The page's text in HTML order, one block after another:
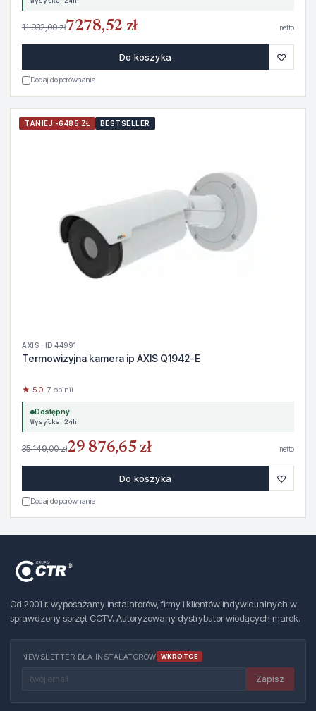
11 932,00 zł7278,52 zł netto
Do koszyka ♡
Dodaj do porównania
TANIEJ -6485 ZŁ BESTSELLER
AXIS · ID 44991
Termowizyjna kamera ip AXIS Q1942-E
★ 5.0· 7 opinii
Dostępny
Wysyłka 24h
35 149,00 zł29 876,65 zł netto
Do koszyka ♡
Dodaj do porównania
Od 2001 r. wyposażamy instalatorów, firmy i klientów indywidualnych w
sprawdzony sprzęt CCTV. Autoryzowany dystrybutor wiodących marek.
NEWSLETTER DLA INSTALATORÓW WKRÓTCE
Zapisz